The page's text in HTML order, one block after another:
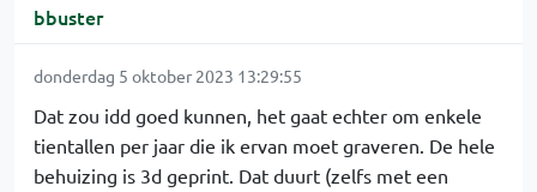
bbuster
donderdag 5 oktober 2023 13:29:55
Dat zou idd goed kunnen, het gaat echter om enkele
tientallen per jaar die ik ervan moet graveren. De hele
behuizing is 3d geprint. Dat duurt (zelfs met een